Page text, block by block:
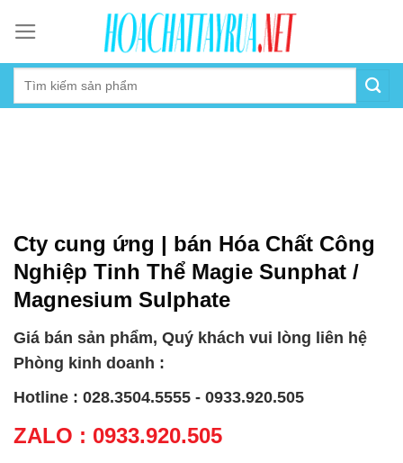
content
Cty cung ứng | bán Hóa Chất Công
Nghiệp Tinh Thể Magie Sunphat /
Magnesium Sulphate
Giá bán sản phẩm, Quý khách vui lòng liên hệ
Phòng kinh doanh :
Hotline : 028.3504.5555 - 0933.920.505
ZALO : 0933.920.505